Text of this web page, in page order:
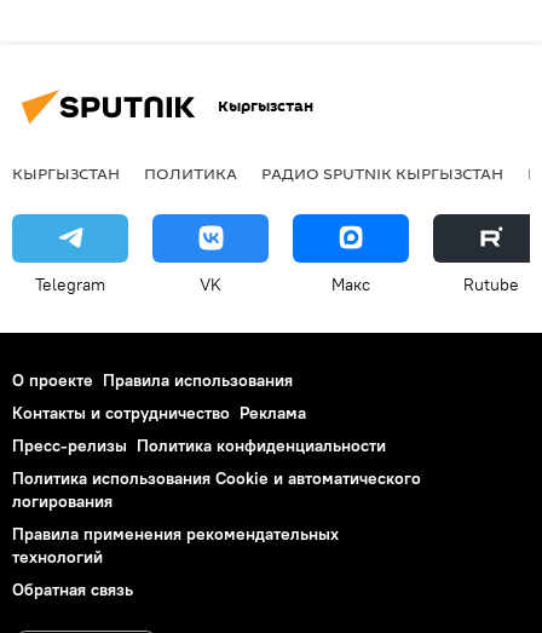
Кыргызстан
КЫРГЫЗСТАН ПОЛИТИКА РАДИО SPUTNIK КЫРГЫЗСТАН
Telegram VK Макс Rutube
О проекте Правила использования
Контакты и сотрудничество Реклама
Пресс-релизы Политика конфиденциальности
Политика использования Cookie и автоматического
логирования
Правила применения рекомендательных
технологий
Обратная связь